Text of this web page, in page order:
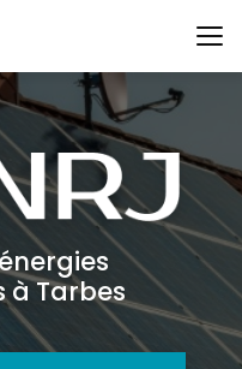
à Tarbes